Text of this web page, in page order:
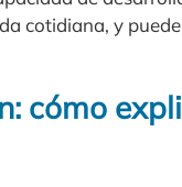
cotidiana, y
cómo